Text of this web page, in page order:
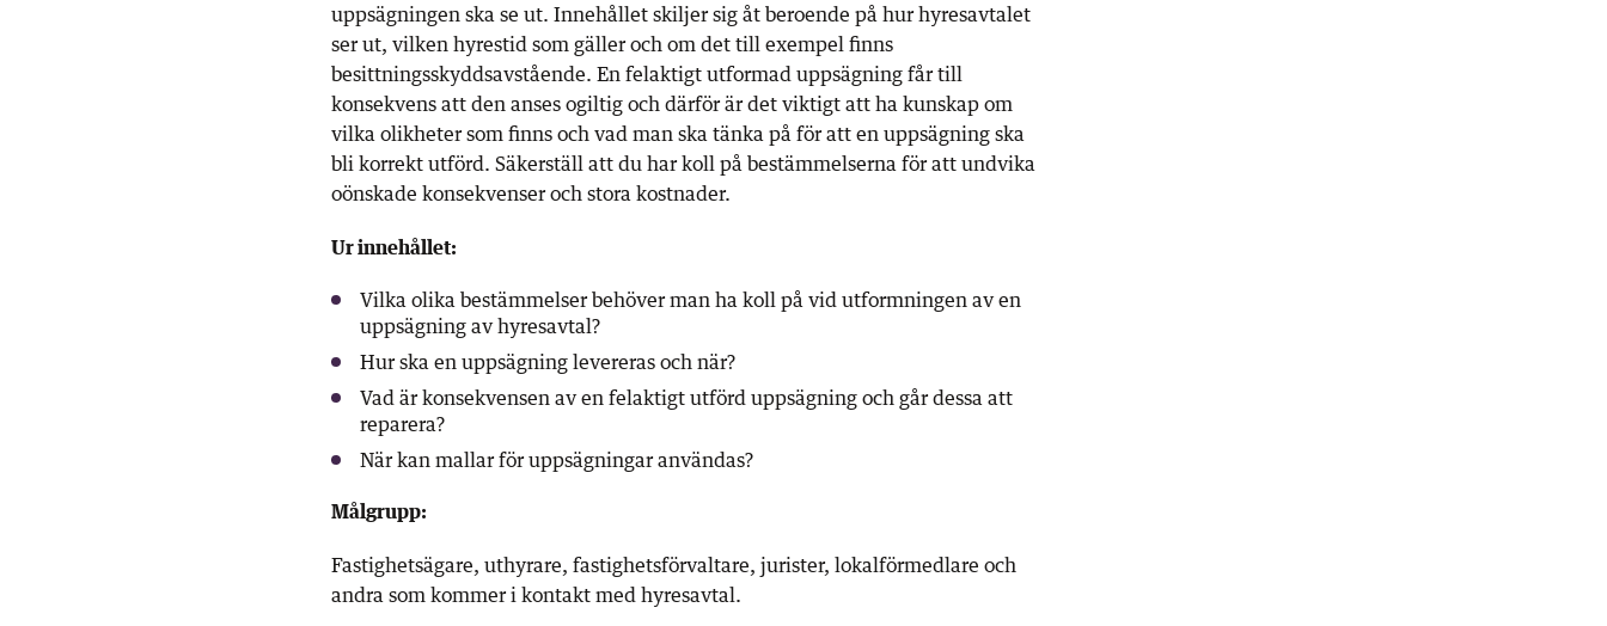
uppsägningen ska se ut. Innehållet skiljer sig åt beroende på hur hyresavtalet
ser ut, vilken hyrestid som gäller och om det till exempel finns
besittningsskyddsavstående. En felaktigt utformad uppsägning får till
konsekvens att den anses ogiltig och därför är det viktigt att ha kunskap om
vilka olikheter som finns och vad man ska tänka på för att en uppsägning ska
bli korrekt utförd. Säkerställ att du har koll på bestämmelserna för att undvika
oönskade konsekvenser och stora kostnader.
Ur innehållet:
Vilka olika bestämmelser behöver man ha koll på vid utformningen av en
uppsägning av hyresavtal?
Hur ska en uppsägning levereras och när?
Vad är konsekvensen av en felaktigt utförd uppsägning och går dessa att
reparera?
När kan mallar för uppsägningar användas?
Målgrupp:
Fastighetsägare, uthyrare, fastighetsförvaltare, jurister, lokalförmedlare och
andra som kommer i kontakt med hyresavtal.